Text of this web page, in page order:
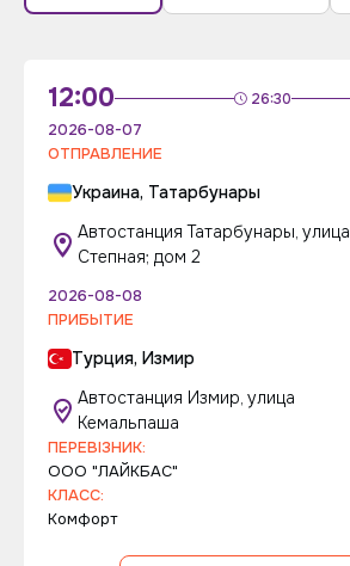
12:00 26:30
2026-08-07
ОТПРАВЛЕНИЕ
Украина, Татарбунары
Автостанция Татарбунары, улица
Степная; дом 2
2026-08-08
ПРИБЫТИЕ
Турция, Измир
Автостанция Измир, улица
Кемальпаша
ПЕРЕВІЗНИК:
ООО "ЛАЙКБАС"
КЛАСС:
Комфорт